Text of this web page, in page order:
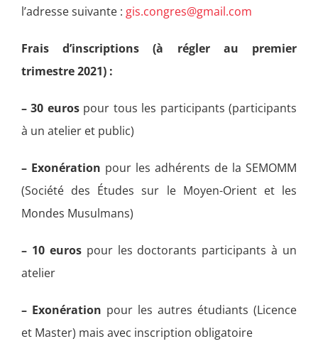
l’adresse suivante : gis.congres@gmail.com
Frais d’inscriptions (à régler au premier
trimestre 2021) :
– 30 eurospour tous les participants (participants
à un atelier et public)
– Exonération pour les adhérents de la SEMOMM
(Société des Études sur le Moyen-Orient et les
Mondes Musulmans)
– 10 eurospour les doctorants participants à un
atelier
– Exonération pour les autres étudiants (Licence
et Master) mais avec inscription obligatoire